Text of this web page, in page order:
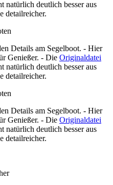
natürlich deutlich besser aus
detailreicher.
Details am Segelboot. - Hier
Genießer. - Die Originaldatei
natürlich deutlich besser aus
detailreicher.
Details am Segelboot. - Hier
Genießer. - Die Originaldatei
natürlich deutlich besser aus
detailreicher.